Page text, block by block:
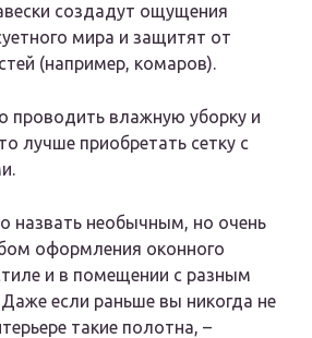
создадут ощущения
мира и защитят от
(например, комаров).
проводить влажную уборку и
лучше приобретать сетку с
назвать необычным, но очень
оформления оконного
и в помещении с разным
если раньше вы никогда не
такие полотна, –